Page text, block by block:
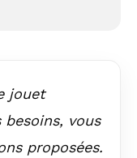
jouet
vous
proposées.